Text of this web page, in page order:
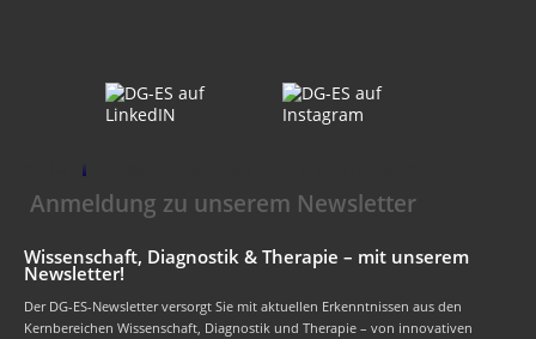
Anmeldung zu unserem Newsletter
Wissenschaft, Diagnostik & Therapie – mit unserem
Newsletter!
Der DG-ES-Newsletter versorgt Sie mit aktuellen Erkenntnissen aus den
Kernbereichen Wissenschaft, Diagnostik und Therapie – von innovativen